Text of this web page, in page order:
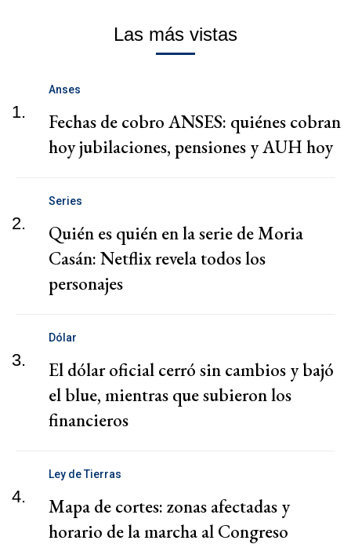
Las más vistas
1.
Anses
Fechas de cobro ANSES: quiénes cobran
hoy jubilaciones, pensiones y AUH hoy
2.
Series
Quién es quién en la serie de Moria
Casán: Netflix revela todos los
personajes
3.
Dólar
El dólar oficial cerró sin cambios y bajó
el blue, mientras que subieron los
financieros
4.
Ley de Tierras
Mapa de cortes: zonas afectadas y
horario de la marcha al Congreso